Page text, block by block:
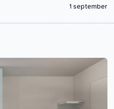
1 september